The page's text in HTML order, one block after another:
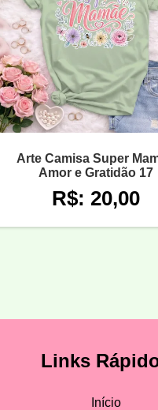
Arte Camisa Super
Amor e Gratidão 17
R$: 20,00
Links
Início